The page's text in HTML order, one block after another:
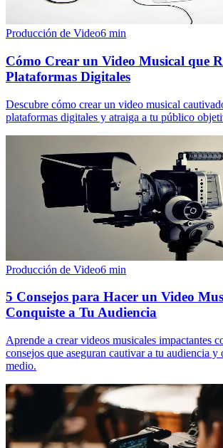
Producción de Video6 min
Cómo Crear un Video Musical que
Plataformas Digitales
Descubre cómo crear un video musical
plataformas digitales y atraiga a tu público
Producción de Video6 min
5 Consejos para Hacer un Video
Conquiste a Tu Audiencia
Aprende a crear videos musicales impactantes
consejos que aseguran cautivar a tu audiencia y
medio.